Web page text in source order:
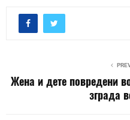
Жена и дете повредени
зграда